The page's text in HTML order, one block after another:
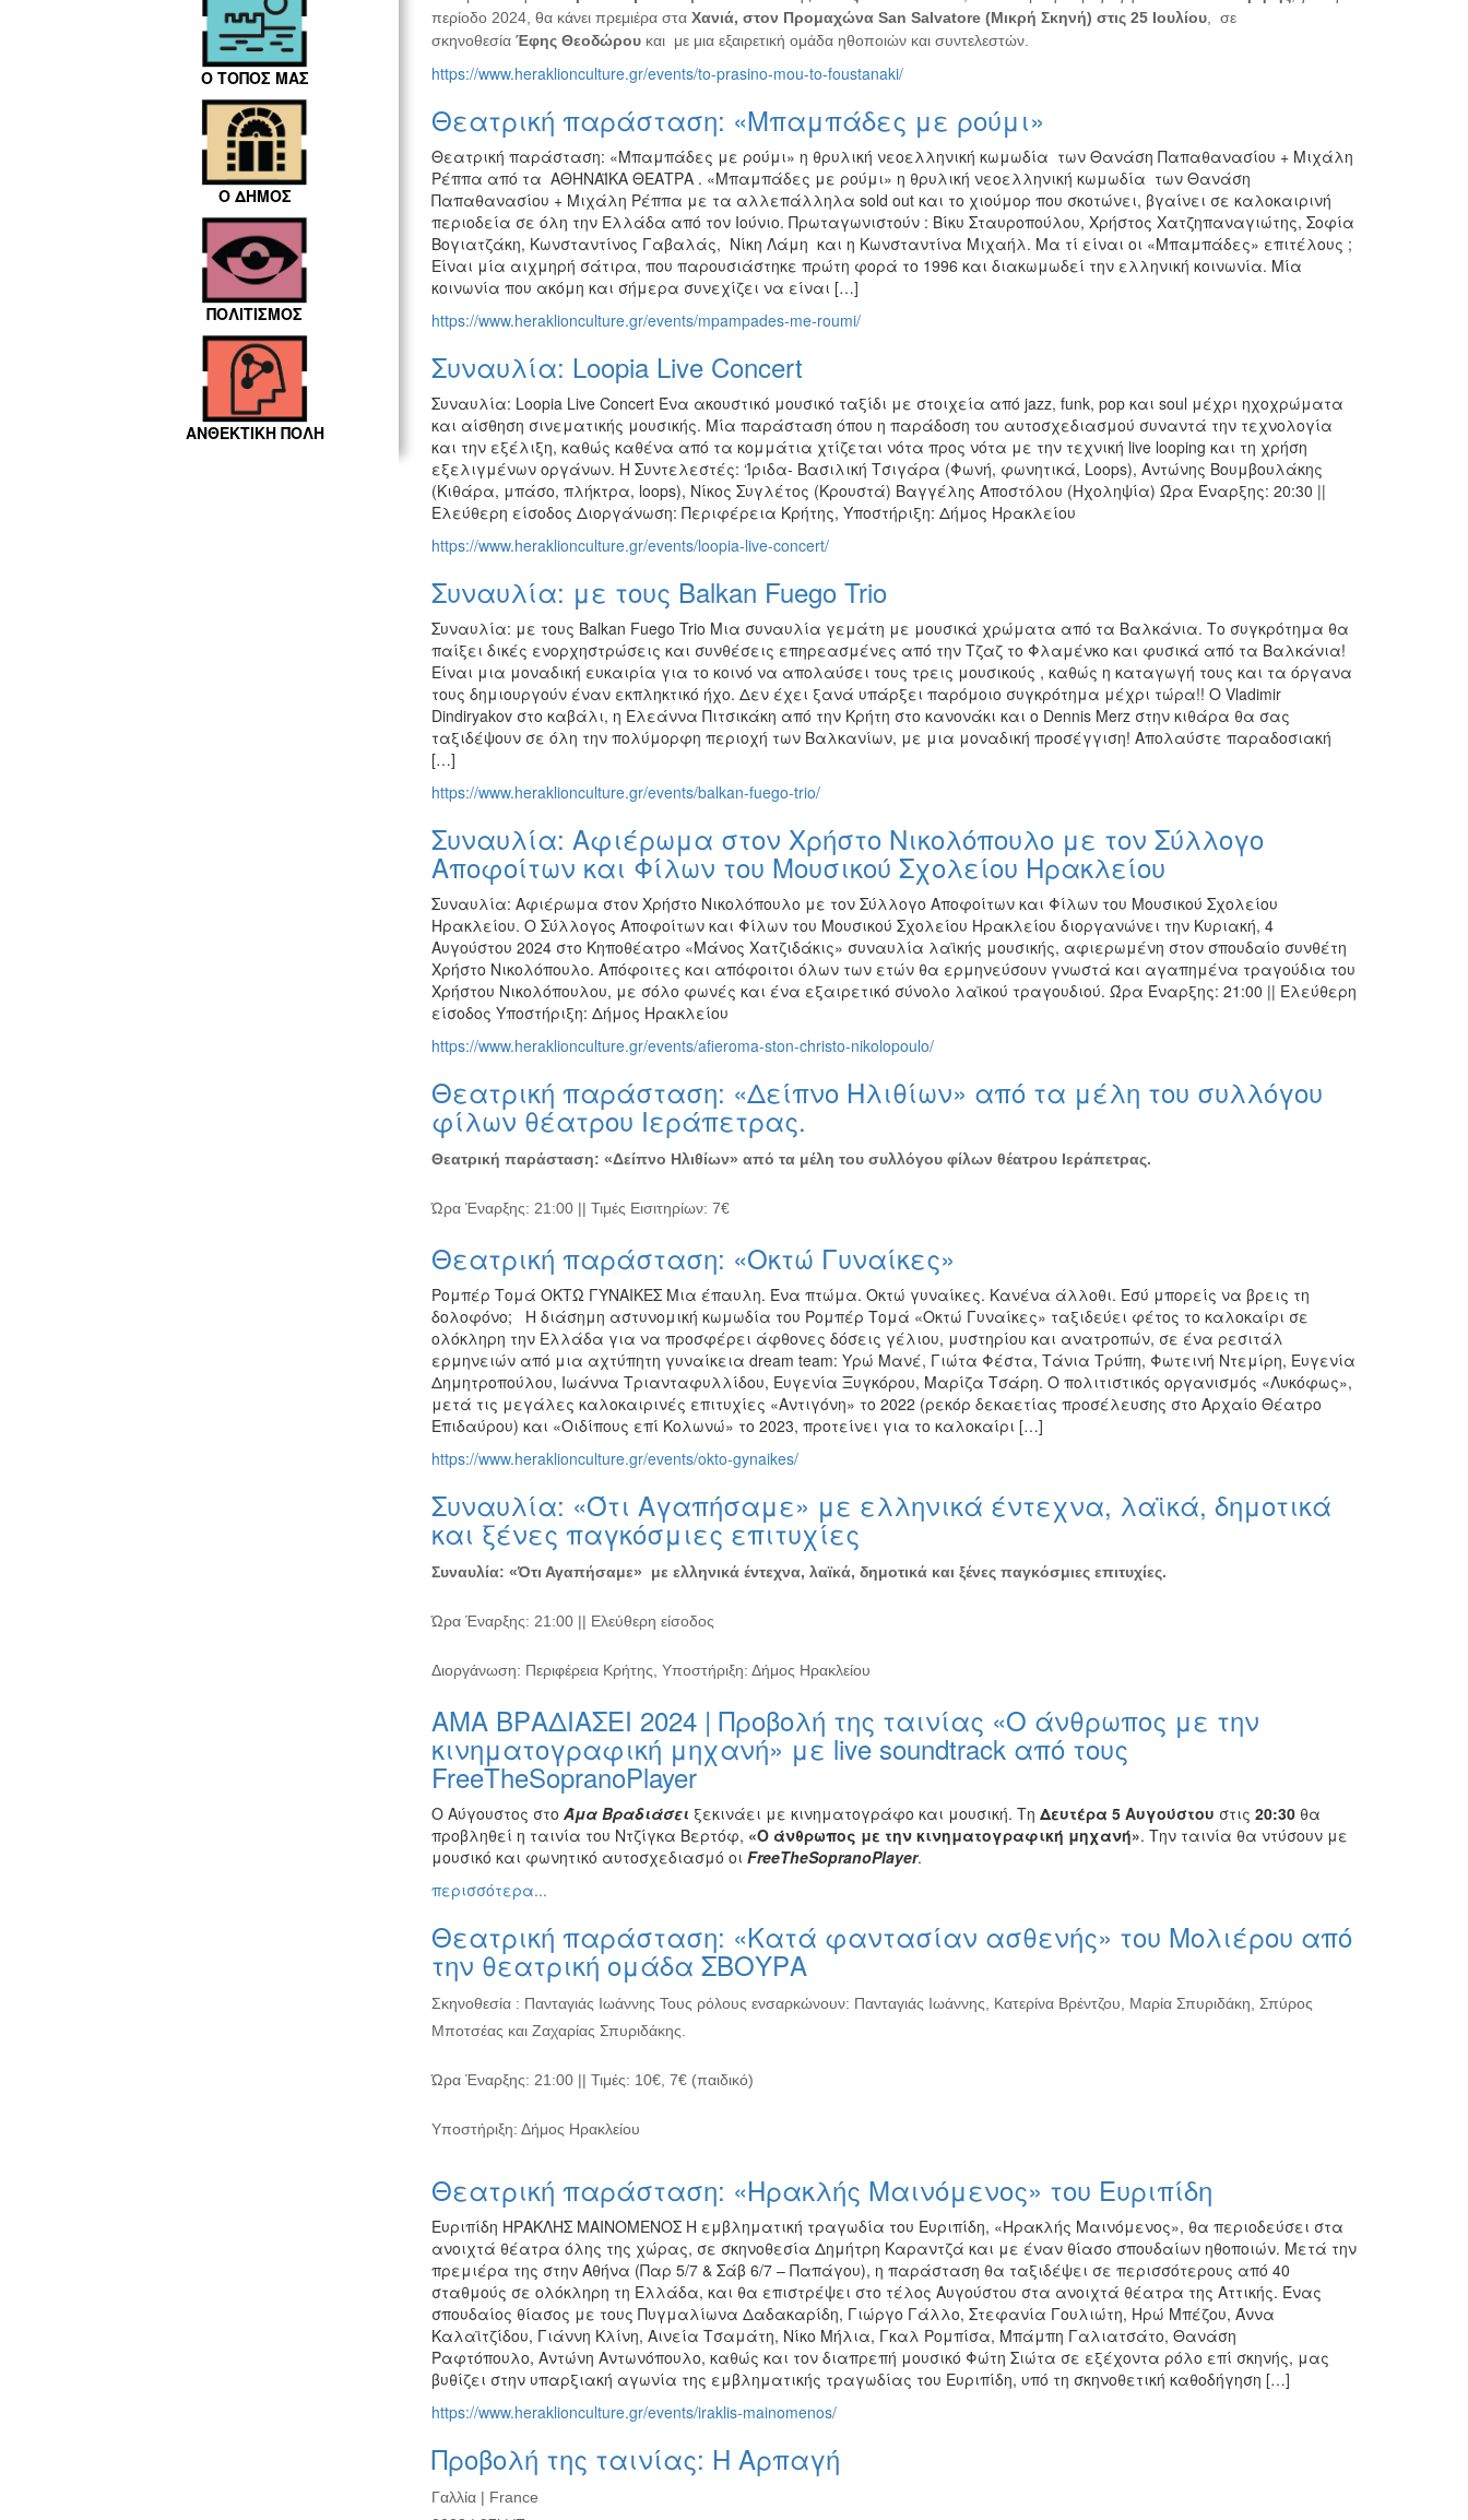
Ο ΤΟΠΟΣ ΜΑΣ
Ο ΔΗΜΟΣ
ΠΟΛΙΤΙΣΜΟΣ
ΑΝΘΕΚΤΙΚΗ ΠΟΛΗ
περίοδο 2024, θα κάνει πρεμιέρα στα Χανιά, στον Προμαχώνα San Salvatore (Μικρή Σκηνή) στις 25 Ιουλίου, σε
σκηνοθεσία Έφης Θεοδώρου και με μια εξαιρετική ομάδα ηθοποιών και συντελεστών.
https://www.heraklionculture.gr/events/to-prasino-mou-to-foustanaki/
Θεατρική παράσταση: «Μπαμπάδες με ρούμι»
Θεατρική παράσταση: «Μπαμπάδες με ρούμι» η θρυλική νεοελληνική κωμωδία των Θανάση Παπαθανασίου + Μιχάλη
Ρέππα από τα ΑΘΗΝΑΪΚΑ ΘΕΑΤΡΑ . «Μπαμπάδες με ρούμι» η θρυλική νεοελληνική κωμωδία των Θανάση
Παπαθανασίου + Μιχάλη Ρέππα με τα αλλεπάλληλα sold out και το χιούμορ που σκοτώνει, βγαίνει σε καλοκαιρινή
περιοδεία σε όλη την Ελλάδα από τον Ιούνιο. Πρωταγωνιστούν : Βίκυ Σταυροπούλου, Χρήστος Χατζηπαναγιώτης, Σοφία
Βογιατζάκη, Κωνσταντίνος Γαβαλάς, Νίκη Λάμη και η Κωνσταντίνα Μιχαήλ. Μα τί είναι οι «Μπαμπάδες» επιτέλους ;
Είναι μία αιχμηρή σάτιρα, που παρουσιάστηκε πρώτη φορά το 1996 και διακωμωδεί την ελληνική κοινωνία. Μία
κοινωνία που ακόμη και σήμερα συνεχίζει να είναι […]
https://www.heraklionculture.gr/events/mpampades-me-roumi/
Συναυλία: Loopia Live Concert
Συναυλία: Loopia Live Concert Ένα ακουστικό μουσικό ταξίδι με στοιχεία από jazz, funk, pop και soul μέχρι ηχοχρώματα
και αίσθηση σινεματικής μουσικής. Μία παράσταση όπου η παράδοση του αυτοσχεδιασμού συναντά την τεχνολογία
και την εξέλιξη, καθώς καθένα από τα κομμάτια χτίζεται νότα προς νότα με την τεχνική live looping και τη χρήση
εξελιγμένων οργάνων. Η Συντελεστές: ‘Ίριδα- Βασιλική Τσιγάρα (Φωνή, φωνητικά, Loops), Αντώνης Βουμβουλάκης
(Κιθάρα, μπάσο, πλήκτρα, loops), Νίκος Συγλέτος (Κρουστά) Βαγγέλης Αποστόλου (Ηχοληψία) Ώρα Έναρξης: 20:30 ||
Ελεύθερη είσοδος Διοργάνωση: Περιφέρεια Κρήτης, Υποστήριξη: Δήμος Ηρακλείου
https://www.heraklionculture.gr/events/loopia-live-concert/
Συναυλία: με τους Balkan Fuego Trio
Συναυλία: με τους Balkan Fuego Trio Μια συναυλία γεμάτη με μουσικά χρώματα από τα Βαλκάνια. Το συγκρότημα θα
παίξει δικές ενορχηστρώσεις και συνθέσεις επηρεασμένες από την Τζαζ το Φλαμένκο και φυσικά από τα Βαλκάνια!
Είναι μια μοναδική ευκαιρία για το κοινό να απολαύσει τους τρεις μουσικούς , καθώς η καταγωγή τους και τα όργανα
τους δημιουργούν έναν εκπληκτικό ήχο. Δεν έχει ξανά υπάρξει παρόμοιο συγκρότημα μέχρι τώρα!! Ο Vladimir
Dindiryakov στο καβάλι, η Ελεάννα Πιτσικάκη από την Κρήτη στο κανονάκι και ο Dennis Merz στην κιθάρα θα σας
ταξιδέψουν σε όλη την πολύμορφη περιοχή των Βαλκανίων, με μια μοναδική προσέγγιση! Απολαύστε παραδοσιακή
[…]
https://www.heraklionculture.gr/events/balkan-fuego-trio/
Συναυλία: Αφιέρωμα στον Χρήστο Νικολόπουλο με τον Σύλλογο
Αποφοίτων και Φίλων του Μουσικού Σχολείου Ηρακλείου
Συναυλία: Αφιέρωμα στον Χρήστο Νικολόπουλο με τον Σύλλογο Αποφοίτων και Φίλων του Μουσικού Σχολείου
Ηρακλείου. Ο Σύλλογος Αποφοίτων και Φίλων του Μουσικού Σχολείου Ηρακλείου διοργανώνει την Κυριακή, 4
Αυγούστου 2024 στο Κηποθέατρο «Μάνος Χατζιδάκις» συναυλία λαϊκής μουσικής, αφιερωμένη στον σπουδαίο συνθέτη
Χρήστο Νικολόπουλο. Απόφοιτες και απόφοιτοι όλων των ετών θα ερμηνεύσουν γνωστά και αγαπημένα τραγούδια του
Χρήστου Νικολόπουλου, με σόλο φωνές και ένα εξαιρετικό σύνολο λαϊκού τραγουδιού. Ώρα Έναρξης: 21:00 || Ελεύθερη
είσοδος Υποστήριξη: Δήμος Ηρακλείου
https://www.heraklionculture.gr/events/afieroma-ston-christo-nikolopoulo/
Θεατρική παράσταση: «Δείπνο Ηλιθίων» από τα μέλη του συλλόγου
φίλων θέατρου Ιεράπετρας.
Θεατρική παράσταση: «Δείπνο Ηλιθίων» από τα μέλη του συλλόγου φίλων θέατρου Ιεράπετρας.
Ώρα Έναρξης: 21:00 || Τιμές Εισιτηρίων: 7€
Θεατρική παράσταση: «Οκτώ Γυναίκες»
Ρομπέρ Τομά ΟΚΤΩ ΓΥΝΑΙΚΕΣ Μια έπαυλη. Ένα πτώμα. Οκτώ γυναίκες. Κανένα άλλοθι. Εσύ μπορείς να βρεις τη
δολοφόνο; Η διάσημη αστυνομική κωμωδία του Ρομπέρ Τομά «Οκτώ Γυναίκες» ταξιδεύει φέτος το καλοκαίρι σε
ολόκληρη την Ελλάδα για να προσφέρει άφθονες δόσεις γέλιου, μυστηρίου και ανατροπών, σε ένα ρεσιτάλ
ερμηνειών από μια αχτύπητη γυναίκεια dream team: Υρώ Μανέ, Γιώτα Φέστα, Τάνια Τρύπη, Φωτεινή Ντεμίρη, Ευγενία
Δημητροπούλου, Ιωάννα Τριανταφυλλίδου, Ευγενία Ξυγκόρου, Μαρίζα Τσάρη. Ο πολιτιστικός οργανισμός «Λυκόφως»,
μετά τις μεγάλες καλοκαιρινές επιτυχίες «Αντιγόνη» το 2022 (ρεκόρ δεκαετίας προσέλευσης στο Αρχαίο Θέατρο
Επιδαύρου) και «Οιδίπους επί Κολωνώ» το 2023, προτείνει για το καλοκαίρι […]
https://www.heraklionculture.gr/events/okto-gynaikes/
Συναυλία: «Ότι Αγαπήσαμε» με ελληνικά έντεχνα, λαϊκά, δημοτικά
και ξένες παγκόσμιες επιτυχίες
Συναυλία: «Ότι Αγαπήσαμε» με ελληνικά έντεχνα, λαϊκά, δημοτικά και ξένες παγκόσμιες επιτυχίες.
Ώρα Έναρξης: 21:00 || Ελεύθερη είσοδος
Διοργάνωση: Περιφέρεια Κρήτης, Υποστήριξη: Δήμος Ηρακλείου
ΑΜΑ ΒΡΑΔΙΑΣΕΙ 2024 | Προβολή της ταινίας «Ο άνθρωπος με την
κινηματογραφική μηχανή» με live soundtrack από τους
FreeΤheSopranoPlayer
Ο Αύγουστος στο Άμα Βραδιάσει ξεκινάει με κινηματογράφο και μουσική. Τη Δευτέρα 5 Αυγούστου στις 20:30θα
προβληθεί η ταινία του Ντζίγκα Βερτόφ, «Ο άνθρωπος με την κινηματογραφική μηχανή». Την ταινία θα ντύσουν με
μουσικό και φωνητικό αυτοσχεδιασμό οι FreeTheSopranoPlayer.
περισσότερα...
Θεατρική παράσταση: «Κατά φαντασίαν ασθενής» του Μολιέρου από
την θεατρική ομάδα ΣΒΟΥΡΑ
Σκηνοθεσία : Πανταγιάς Ιωάννης Τους ρόλους ενσαρκώνουν: Πανταγιάς Ιωάννης, Κατερίνα Βρέντζου, Μαρία Σπυριδάκη, Σπύρος
Μποτσέας και Ζαχαρίας Σπυριδάκης.
Ώρα Έναρξης: 21:00 || Τιμές: 10€, 7€ (παιδικό)
Υποστήριξη: Δήμος Ηρακλείου
Θεατρική παράσταση: «Ηρακλής Μαινόμενος» του Ευριπίδη
Ευριπίδη ΗΡΑΚΛΗΣ ΜΑΙΝΟΜΕΝΟΣ Η εμβληματική τραγωδία του Ευριπίδη, «Ηρακλής Μαινόμενος», θα περιοδεύσει στα
ανοιχτά θέατρα όλης της χώρας, σε σκηνοθεσία Δημήτρη Καραντζά και με έναν θίασο σπουδαίων ηθοποιών. Μετά την
πρεμιέρα της στην Αθήνα (Παρ 5/7 & Σάβ 6/7 – Παπάγου), η παράσταση θα ταξιδέψει σε περισσότερους από 40
σταθμούς σε ολόκληρη τη Ελλάδα, και θα επιστρέψει στο τέλος Αυγούστου στα ανοιχτά θέατρα της Αττικής. Ένας
σπουδαίος θίασος με τους Πυγμαλίωνα Δαδακαρίδη, Γιώργο Γάλλο, Στεφανία Γουλιώτη, Ηρώ Μπέζου, Άννα
Καλαϊτζίδου, Γιάννη Κλίνη, Αινεία Τσαμάτη, Νίκο Μήλια, Γκαλ Ρομπίσα, Μπάμπη Γαλιατσάτο, Θανάση
Ραφτόπουλο, Αντώνη Αντωνόπουλο, καθώς και τον διαπρεπή μουσικό Φώτη Σιώτα σε εξέχοντα ρόλο επί σκηνής, μας
βυθίζει στην υπαρξιακή αγωνία της εμβληματικής τραγωδίας του Ευριπίδη, υπό τη σκηνοθετική καθοδήγηση […]
https://www.heraklionculture.gr/events/iraklis-mainomenos/
Προβολή της ταινίας: Η Αρπαγή
Γαλλία | France